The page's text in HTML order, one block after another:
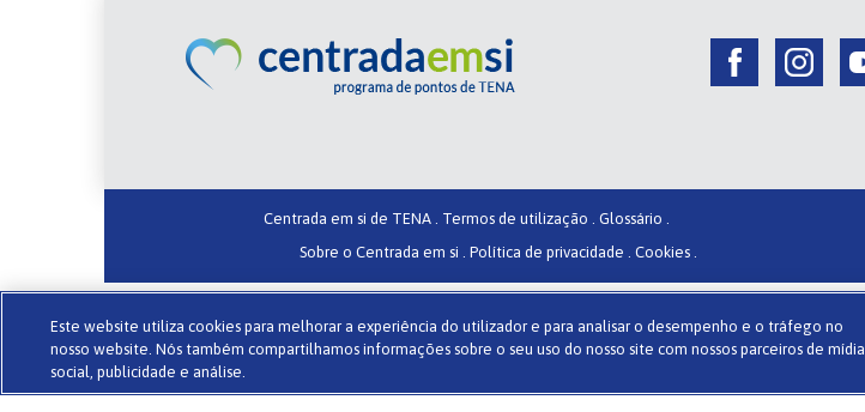
Centrada em si de TENA . Termos de utilização .
Glossário .
Sobre o Centrada em si .
Política de privacidade . Cookies .
Este website utiliza cookies para melhorar a experiência do utilizador e para analisar o desempenho e o tráfego no
nosso website. Nós também compartilhamos informações sobre o seu uso do nosso site com nossos parceiros de mídia
social, publicidade e análise.